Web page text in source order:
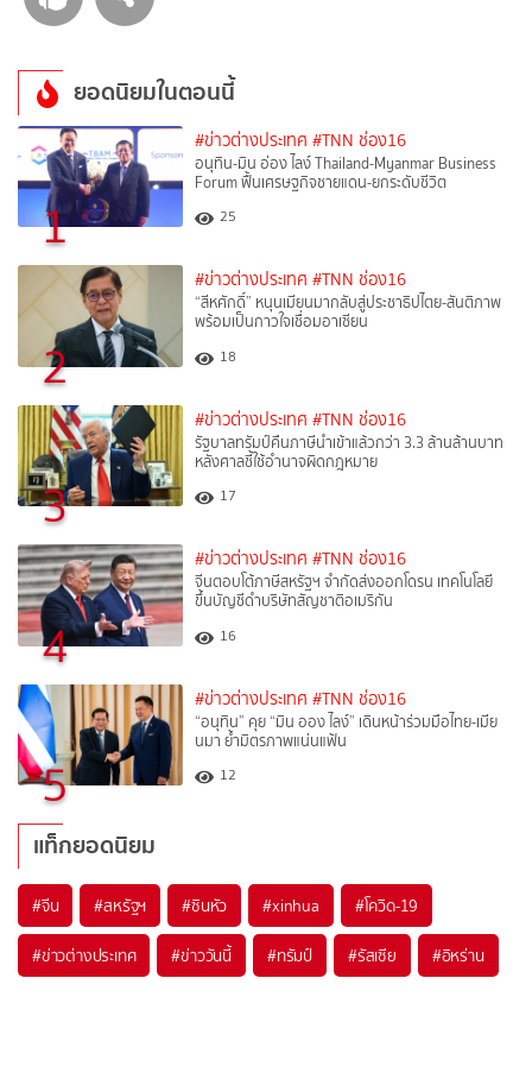
ยอดนิยมในตอนนี้
1
#ข่าวต่างประเทศ #TNN ช่อง16
อนุทิน-มิน อ่อง ไลง์ Thailand-Myanmar Business
Forum ฟื้นเศรษฐกิจชายแดน-ยกระดับชีวิต
25
2
#ข่าวต่างประเทศ #TNN ช่อง16
“สีหศักดิ์”​ หนุนเมียนมากลับสู่ประชาธิปไตย-สันติภาพ
พร้อมเป็นกาวใจเชื่อมอาเซียน
18
3
#ข่าวต่างประเทศ #TNN ช่อง16
รัฐบาลทรัมป์คืนภาษีนำเข้าแล้วกว่า 3.3 ล้านล้านบาท
หลังศาลชี้ใช้อำนาจผิดกฎหมาย
17
4
#ข่าวต่างประเทศ #TNN ช่อง16
จีนตอบโต้ภาษีสหรัฐฯ จำกัดส่งออกโดรน เทคโนโลยี
ขึ้นบัญชีดำบริษัทสัญชาติอเมริกัน
16
5
#ข่าวต่างประเทศ #TNN ช่อง16
“อนุทิน” คุย “มิน ออง ไลง์” เดินหน้าร่วมมือไทย-เมีย
นมา ย้ำมิตรภาพแน่นแฟ้น
12
แท็กยอดนิยม
#จีน #สหรัฐฯ #ซินหัว #xinhua #โควิด-19
#ข่าวต่างประเทศ #ข่าววันนี้ #ทรัมป์ #รัสเซีย #อิหร่าน